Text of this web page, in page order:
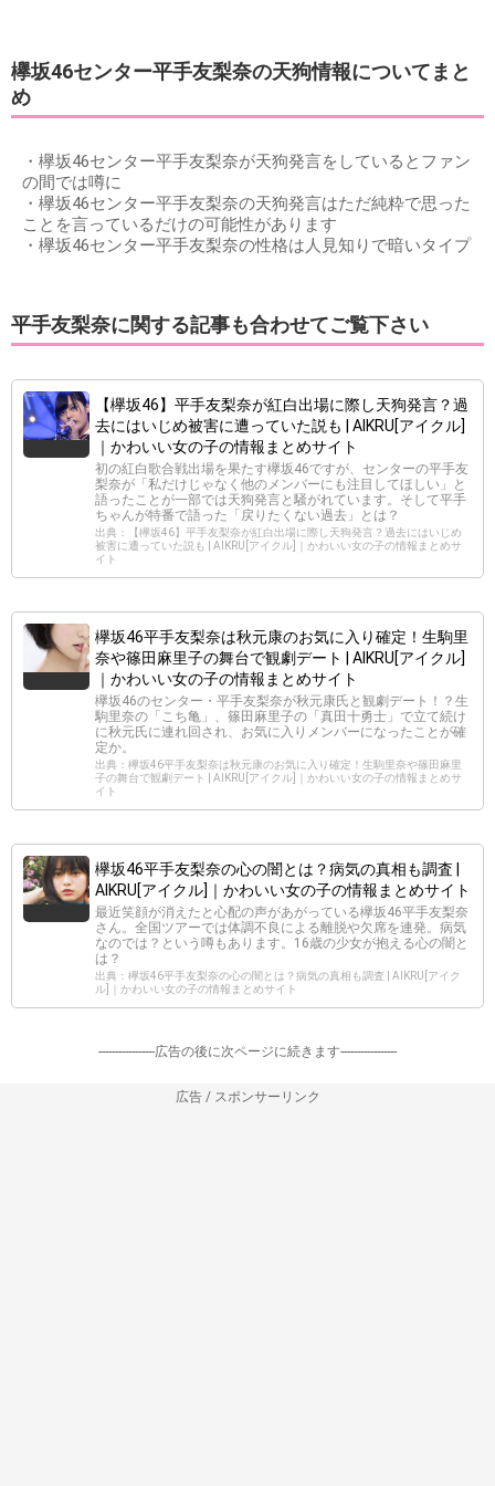
欅坂46センター平手友梨奈の天狗情報についてまと
め
・欅坂46センター平手友梨奈が天狗発言をしているとファン
の間では噂に
・欅坂46センター平手友梨奈の天狗発言はただ純粋で思った
ことを言っているだけの可能性があります
・欅坂46センター平手友梨奈の性格は人見知りで暗いタイプ
平手友梨奈に関する記事も合わせてご覧下さい
【欅坂46】平手友梨奈が紅白出場に際し天狗発言？過
去にはいじめ被害に遭っていた説も | AIKRU[アイクル]
｜かわいい女の子の情報まとめサイト
初の紅白歌合戦出場を果たす欅坂46ですが、センターの平手友
梨奈が「私だけじゃなく他のメンバーにも注目してほしい」と
語ったことが一部では天狗発言と騒がれています。そして平手
ちゃんが特番で語った「戻りたくない過去」とは？
出典：【欅坂46】平手友梨奈が紅白出場に際し天狗発言？過去にはいじめ
被害に遭っていた説も | AIKRU[アイクル]｜かわいい女の子の情報まとめサ
イト
欅坂46平手友梨奈は秋元康のお気に入り確定！生駒里
奈や篠田麻里子の舞台で観劇デート | AIKRU[アイクル]
｜かわいい女の子の情報まとめサイト
欅坂46のセンター・平手友梨奈が秋元康氏と観劇デート！？生
駒里奈の「こち亀」、篠田麻里子の「真田十勇士」で立て続け
に秋元氏に連れ回され、お気に入りメンバーになったことが確
定か。
出典：欅坂46平手友梨奈は秋元康のお気に入り確定！生駒里奈や篠田麻里
子の舞台で観劇デート | AIKRU[アイクル]｜かわいい女の子の情報まとめサ
イト
欅坂46平手友梨奈の心の闇とは？病気の真相も調査 |
AIKRU[アイクル]｜かわいい女の子の情報まとめサイト
最近笑顔が消えたと心配の声があがっている欅坂46平手友梨奈
さん。全国ツアーでは体調不良による離脱や欠席を連発。病気
なのでは？という噂もあります。16歳の少女が抱える心の闇と
は？
出典：欅坂46平手友梨奈の心の闇とは？病気の真相も調査 | AIKRU[アイク
ル]｜かわいい女の子の情報まとめサイト
-----------------広告の後に次ページに続きます-----------------
広告 / スポンサーリンク